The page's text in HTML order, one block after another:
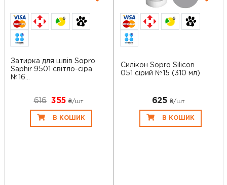
6
Затирка для швів Sopro
Saphir 9501 світло-сіра
№16...
616 355 ₴/шт
В КОШИК
6
Силікон Sopro Silicon
051 сірий №15 (310 мл)
625 ₴/шт
В КОШИК